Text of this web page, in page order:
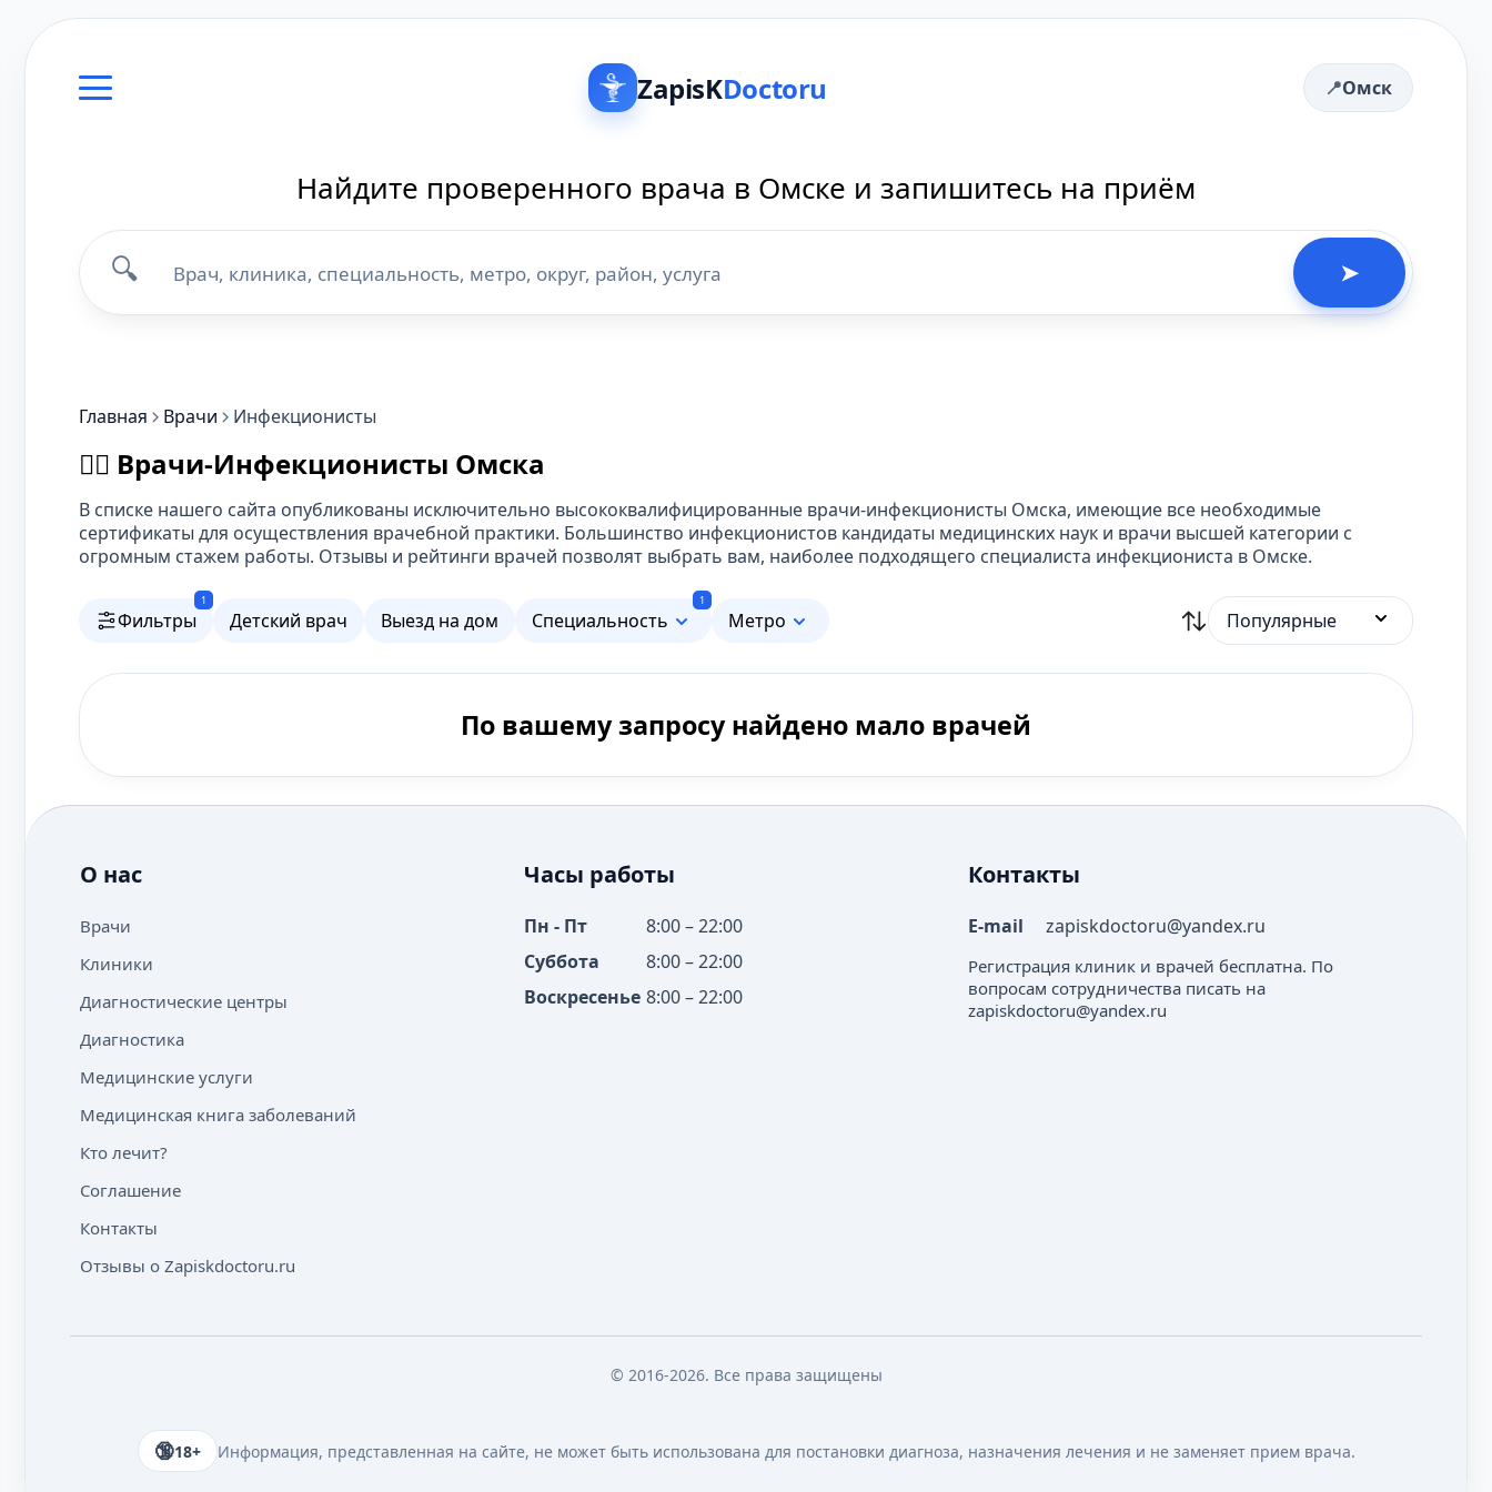
ZapisKDoctoru Омск
Найдите проверенного врача в Омске и запишитесь на приём
🔍 ➤
Главная Врачи Инфекционисты
👨‍⚕️ Врачи-Инфекционисты Омска
В списке нашего сайта опубликованы исключительно высококвалифицированные врачи-инфекционисты Омска, имеющие все необходимые
сертификаты для осуществления врачебной практики. Большинство инфекционистов кандидаты медицинских наук и врачи высшей категории с
огромным стажем работы. Отзывы и рейтинги врачей позволят выбрать вам, наиболее подходящего специалиста инфекциониста в Омске.
Фильтры
1
Детский врач Выезд на дом Специальность
1
Метро Популярные
По вашему запросу найдено мало врачей
О нас
Врачи
Клиники
Диагностические центры
Диагностика
Медицинские услуги
Медицинская книга заболеваний
Кто лечит?
Соглашение
Контакты
Отзывы о Zapiskdoctoru.ru
Часы работы
Пн - Пт
8:00 – 22:00
Суббота
8:00 – 22:00
Воскресенье 8:00 – 22:00
Контакты
E-mail zapiskdoctoru@yandex.ru
Регистрация клиник и врачей бесплатна. По
вопросам сотрудничества писать на
zapiskdoctoru@yandex.ru
© 2016-2026. Все права защищены
18+ Информация, представленная на сайте, не может быть использована для постановки диагноза, назначения лечения и не заменяет прием врача.